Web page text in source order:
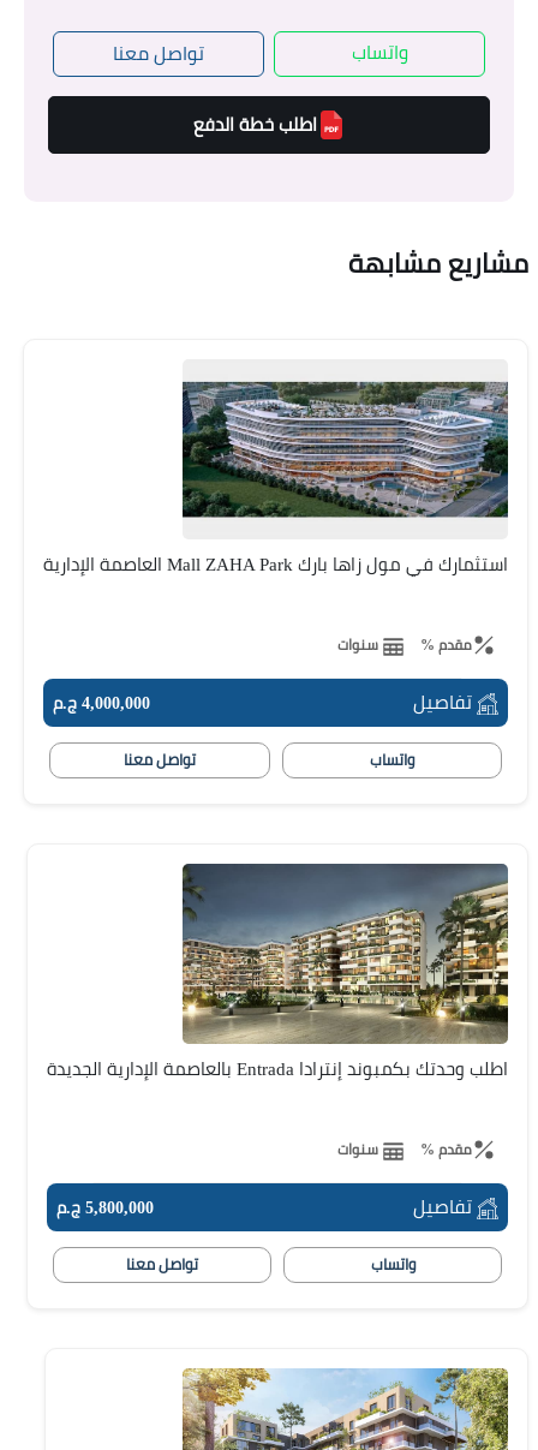
واتساب تواصل معنا
اطلب خطة الدفع
مشاريع مشابهة
استثمارك في مول زاها بارك Mall ZAHA Park العاصمة الإدارية
مقدم % سنوات
تفاصيل 4,000,000 ج.م
واتساب تواصل معنا
اطلب وحدتك بكمبوند إنترادا Entrada بالعاصمة الإدارية الجديدة
مقدم % سنوات
تفاصيل 5,800,000 ج.م
واتساب تواصل معنا